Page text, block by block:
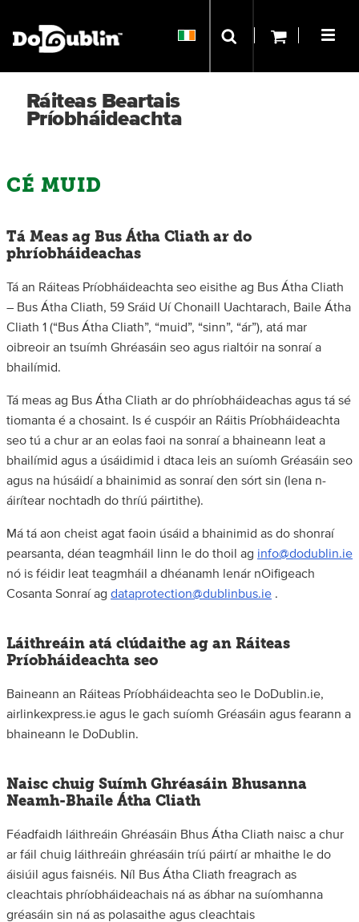
Ráiteas Beartais
Príobháideachta
CÉ MUID
Tá Meas ag Bus Átha Cliath ar do
phríobháideachas
Tá an Ráiteas Príobháideachta seo eisithe ag Bus Átha Cliath
– Bus Átha Cliath, 59 Sráid Uí Chonaill Uachtarach, Baile Átha
Cliath 1 (“Bus Átha Cliath”, “muid”, “sinn”, “ár”), atá mar
oibreoir an tsuímh Ghréasáin seo agus rialtóir na sonraí a
bhailímid.
Tá meas ag Bus Átha Cliath ar do phríobháideachas agus tá sé
tiomanta é a chosaint. Is é cuspóir an Ráitis Príobháideachta
seo tú a chur ar an eolas faoi na sonraí a bhaineann leat a
bhailímid agus a úsáidimid i dtaca leis an suíomh Gréasáin seo
agus na húsáidí a bhainimid as sonraí den sórt sin (lena n-
áirítear nochtadh do thríú páirtithe).
Má tá aon cheist agat faoin úsáid a bhainimid as do shonraí
pearsanta, déan teagmháil linn le do thoil ag info@dodublin.ie
nó is féidir leat teagmháil a dhéanamh lenár nOifigeach
Cosanta Sonraí ag dataprotection@dublinbus.ie .
Láithreáin atá clúdaithe ag an Ráiteas
Príobháideachta seo
Baineann an Ráiteas Príobháideachta seo le DoDublin.ie,
airlinkexpress.ie agus le gach suíomh Gréasáin agus fearann a
bhaineann le DoDublin.
Naisc chuig Suímh Ghréasáin Bhusanna
Neamh-Bhaile Átha Cliath
Féadfaidh láithreáin Ghréasáin Bhus Átha Cliath naisc a chur
ar fáil chuig láithreáin ghréasáin tríú páirtí ar mhaithe le do
áisiúil agus faisnéis. Níl Bus Átha Cliath freagrach as
cleachtais phríobháideachais ná as ábhar na suíomhanna
gréasáin sin ná as polasaithe agus cleachtais